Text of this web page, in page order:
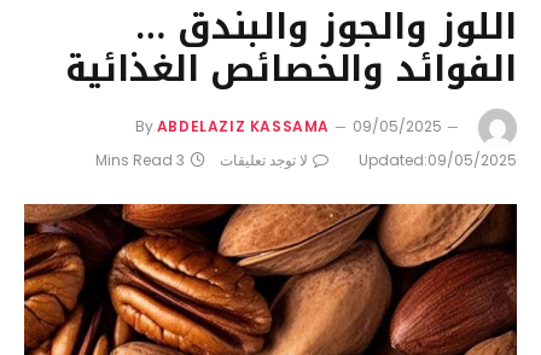
اللوز والجوز والبندق …
الفوائد والخصائص الغذائية
ByABDELAZIZ KASSAMA
09/05/2025
Updated:09/05/2025 لا توجد تعليقات 3 Mins Read